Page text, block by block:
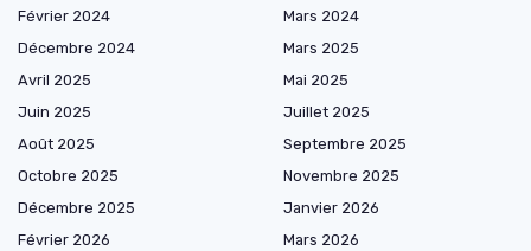
Février 2024
Mars 2024
Décembre 2024
Mars 2025
Avril 2025
Mai 2025
Juin 2025
Juillet 2025
Août 2025
Septembre 2025
Octobre 2025
Novembre 2025
Décembre 2025
Janvier 2026
Février 2026
Mars 2026